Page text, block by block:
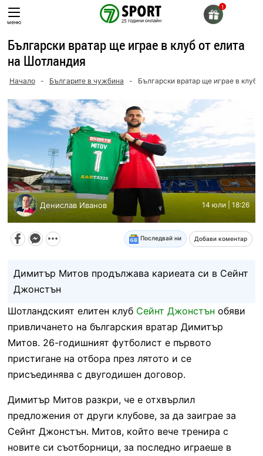
Skip
toменю
Български вратар ще играе в клуб от елита
на Шотландия
Начало - Българите в чужбина - Български вратар ще играе в клуб
Денислав Иванов 14 юли | 18:26
Последвай ни Добави коментар
Димитър Митов продължава кариеата си в Сейнт
Джонстън
Шотландският елитен клуб Сейнт Джонстън обяви
привличането на българския вратар Димитър
Митов. 26-годишният футболист е първото
пристигане на отбора през лятото и се
присъединява с двугодишен договор.
Димитър Митов разкри, че е отхвърлил
предложения от други клубове, за да заиграе за
Сейнт Джонстън. Митов, който вече тренира с
новите си съотборници, за последно играеше в